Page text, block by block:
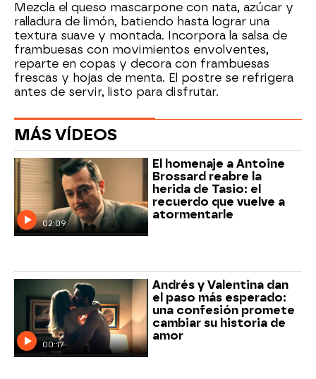
Mezcla el queso mascarpone con nata, azúcar y
ralladura de limón, batiendo hasta lograr una
textura suave y montada. Incorpora la salsa de
frambuesas con movimientos envolventes,
reparte en copas y decora con frambuesas
frescas y hojas de menta. El postre se refrigera
antes de servir, listo para disfrutar.
MÁS VÍDEOS
02:09
El homenaje a Antoine
Brossard reabre la
herida de Tasio: el
recuerdo que vuelve a
atormentarle
00:17
Andrés y Valentina dan
el paso más esperado:
una confesión promete
cambiar su historia de
amor